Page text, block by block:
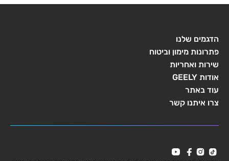
הדגמים שלנו
פתרונות מימון וביטוח
שירות ואחריות
אודות GEELY
עוד באתר
צרו איתנו קשר